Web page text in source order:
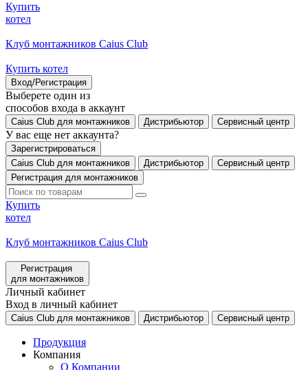
Купить
котел
Клуб монтажников Caius Club
Купить котел
Вход/Регистрация
Выберете один из
способов входа в аккаунт
Caius Club для монтажников Дистрибьютор Сервисный центр
У вас еще нет аккаунта?
Зарегистрироваться
Caius Club для монтажников
Дистрибьютор
Сервисный центр
Регистрация для монтажников
Купить
котел
Клуб монтажников Caius Club
Регистрация
для монтажников
Личный кабинет
Вход в личный кабинет
Caius Club для монтажников Дистрибьютор Сервисный центр
Продукция
Компания
О Компании